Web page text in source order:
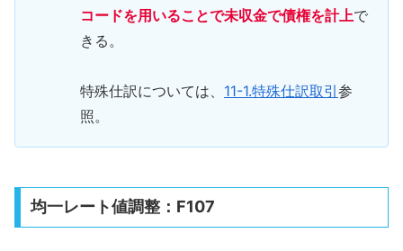
コードを用いることで未収金で債権を計上で
きる。
特殊仕訳については、 11-1.特殊仕訳取引参
照。
均一レート値調整：F107